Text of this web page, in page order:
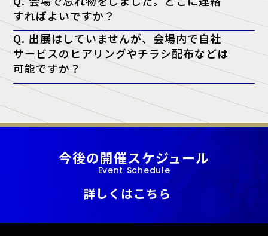
すればよいですか？
A. 忘れ物に関しては、会場となった施設へ直接お問い合わせをお願い
いたします。
Q. 出展はしていませんが、会場内で自社
サービスのヒアリングやチラシ配布などは
可能ですか？
A. 当展示会では、正規出展者様以外の許可のない営業・宣伝活動を一
切禁止しております。
今後の開催スケジュール
Event Schedule
詳しくはこちら